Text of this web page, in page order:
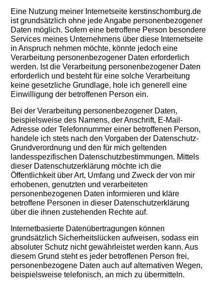
Eine Nutzung meiner Internetseite kerstinschomburg.de
ist grundsätzlich ohne jede Angabe personenbezogener
Daten möglich. Sofern eine betroffene Person besondere
Services meines Unternehmens über diese Internetseite
in Anspruch nehmen möchte, könnte jedoch eine
Verarbeitung personenbezogener Daten erforderlich
werden. Ist die Verarbeitung personenbezogener Daten
erforderlich und besteht für eine solche Verarbeitung
keine gesetzliche Grundlage, hole ich generell eine
Einwilligung der betroffenen Person ein.
Bei der Verarbeitung personenbezogener Daten,
beispielsweise des Namens, der Anschrift, E-Mail-
Adresse oder Telefonnummer einer betroffenen Person,
handele ich stets nach den Vorgaben der Datenschutz-
Grundverordnung und den für mich geltenden
landesspezifischen Datenschutzbestimmungen. Mittels
dieser Datenschutzerklärung möchte ich die
Öffentlichkeit über Art, Umfang und Zweck der von mir
erhobenen, genutzten und verarbeiteten
personenbezogenen Daten informieren und kläre
betroffene Personen in dieser Datenschutzerklärung
über die ihnen zustehenden Rechte auf.
Internetbasierte Datenübertragungen können
grundsätzlich Sicherheitslücken aufweisen, sodass ein
absoluter Schutz nicht gewährleistet werden kann. Aus
diesem Grund steht es jeder betroffenen Person frei,
personenbezogene Daten auch auf alternativen Wegen,
beispielsweise telefonisch, an mich zu übermitteln.